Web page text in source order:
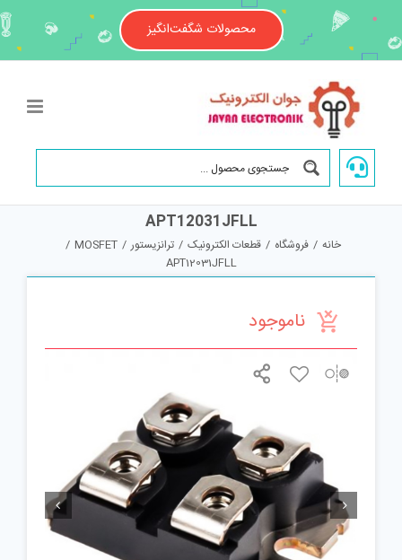
content
محصولات شگفت‌انگیز
APT12031JFLL
خانه / فروشگاه / قطعات الکترونیک / ترانزیستور /
MOSFET
/
APT12031JFLL
ناموجود
 